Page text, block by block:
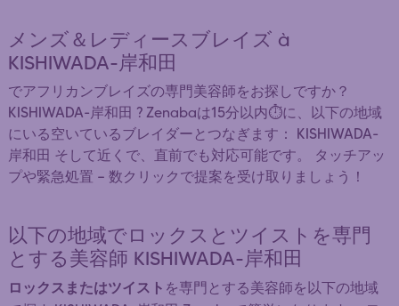
メンズ＆レディースブレイズ à
KISHIWADA-岸和田
でアフリカンブレイズの専門美容師をお探しですか？
KISHIWADA-岸和田 ? Zenabaは15分以内⏱️に、以下の地域
にいる空いているブレイダーとつなぎます： KISHIWADA-
岸和田 そして近くで、直前でも対応可能です。 タッチアッ
プや緊急処置 — 数クリックで提案を受け取りましょう！
以下の地域でロックスとツイストを専門
とする美容師 KISHIWADA-岸和田
ロックスまたはツイスト を専門とする美容師を以下の地域